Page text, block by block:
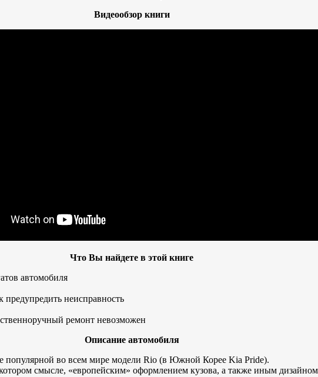
Видеообзор книги
Что Вы найдете в этой книге
автомобиля
неисправность
ремонт невозможен
Описание автомобиля
популярной во всем мире модели Rio (в Южной Корее Kia Pride).
смысле, «европейским» оформлением кузова, а также иным